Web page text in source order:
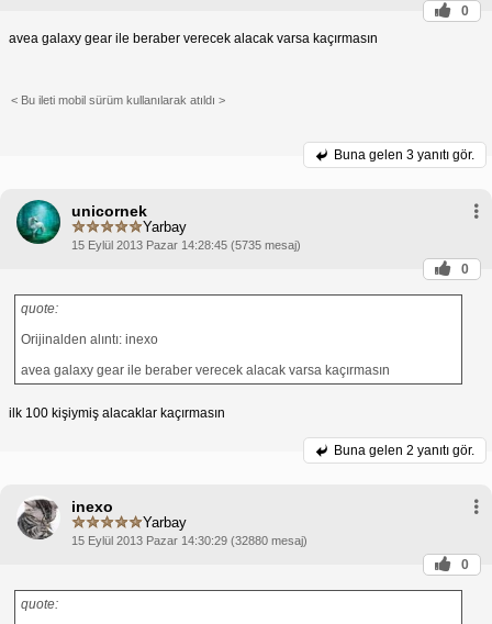
0
avea galaxy gear ile beraber verecek alacak varsa kaçırmasın
< Bu ileti mobil sürüm kullanılarak atıldı >
Buna gelen 3 yanıtı gör.
unicornek
Yarbay
15 Eylül 2013 Pazar 14:28:45 (5735 mesaj)
0
quote:
Orijinalden alıntı: inexo
avea galaxy gear ile beraber verecek alacak varsa kaçırmasın
ilk 100 kişiymiş alacaklar kaçırmasın
Buna gelen 2 yanıtı gör.
inexo
Yarbay
15 Eylül 2013 Pazar 14:30:29 (32880 mesaj)
0
quote: